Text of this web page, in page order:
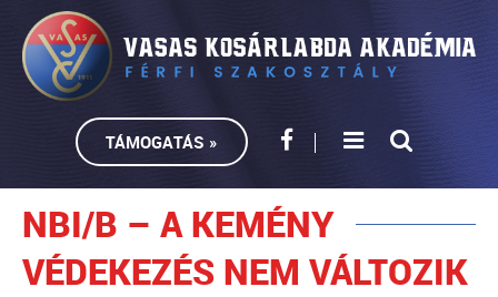
TÁMOGATÁS »
NBI/B – A KEMÉNY
VÉDEKEZÉS NEM VÁLTOZIK